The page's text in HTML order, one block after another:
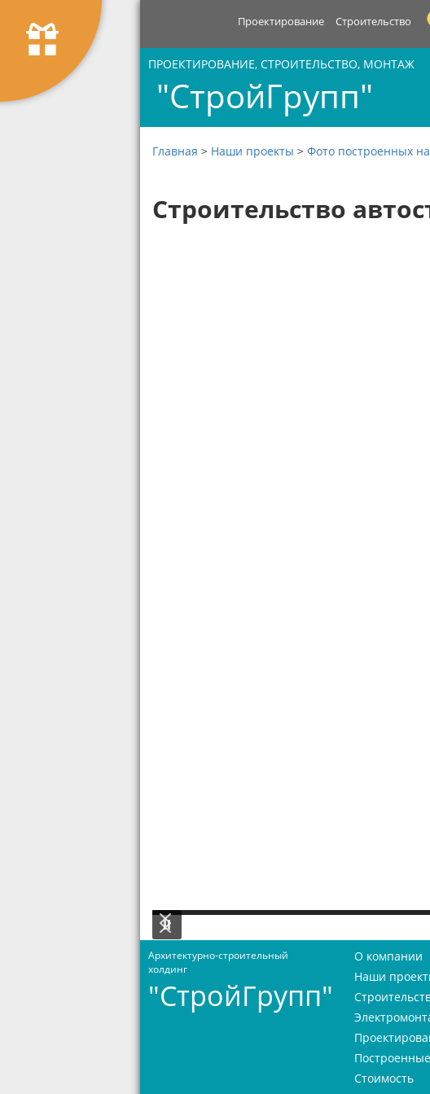
Проектирование Строительство
ПРОЕКТИРОВАНИЕ, СТРОИТЕЛЬСТВО, МОНТАЖ
"СтройГрупп"
Главная > Наши проекты > Фото построенных
Строительство
Архитектурно-строительный
холдинг
"СтройГрупп"
О компании
Наши
Стоимость